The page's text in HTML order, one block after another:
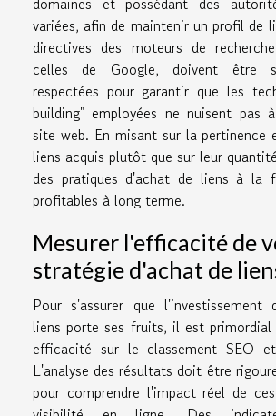
variées, afin de maintenir un profil de
directives des moteurs de
celles de Google, doivent être
respectées pour garantir que les
building" employées ne nuisent pas
site web. En misant sur la pertinence
liens acquis plutôt que sur leur
des pratiques d'achat de liens à la
profitables à long terme.
Mesurer l'efficacité de
stratégie d'achat de
Pour s'assurer que l'investissement
liens porte ses fruits, il est primordial
efficacité sur le classement SEO
L'analyse des résultats doit être
pour comprendre l'impact réel de